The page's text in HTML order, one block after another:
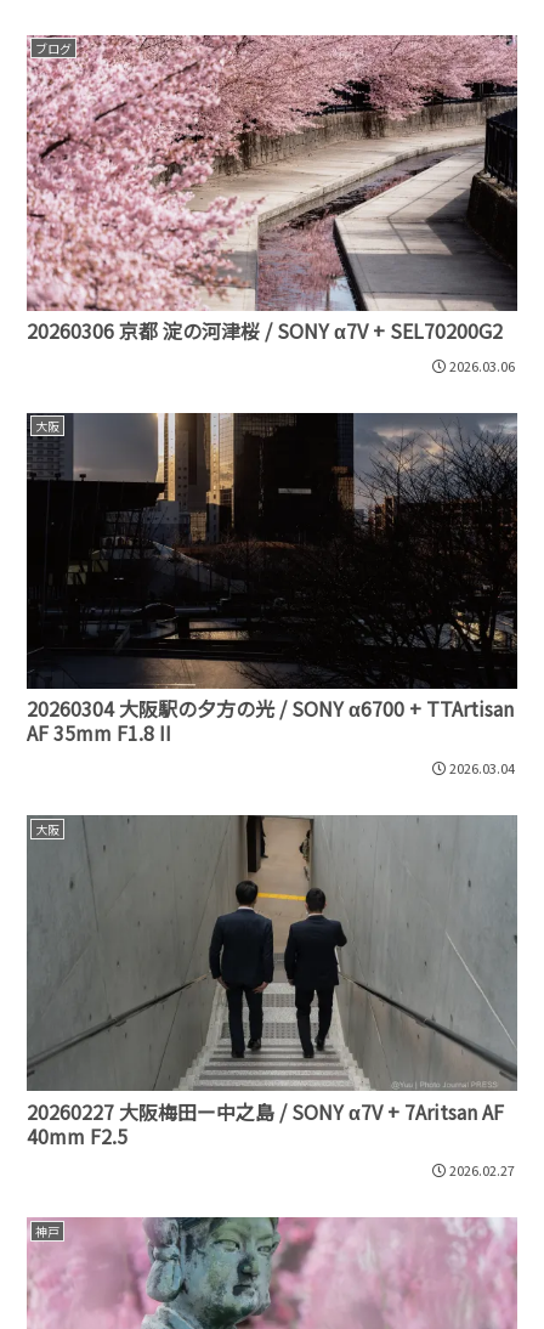
ブログ
20260306 京都 淀の河津桜 / SONY α7V + SEL70200G2
2026.03.06
大阪
20260304 大阪駅の夕方の光 / SONY α6700 + TTArtisan
AF 35mm F1.8 II
2026.03.04
大阪
20260227 大阪梅田ー中之島 / SONY α7V + 7Aritsan AF
40mm F2.5
2026.02.27
神戸